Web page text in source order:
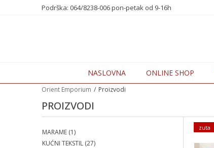
Podrška: 064/8238-006 pon-petak od 9-16h
7 DANA POPUSTA -20%
NASLOVNA ONLINE SHOP
Orient Emporium Proizvodi
PROIZVODI
MARAME (1)
KUĆNI TEKSTIL (27)
zuta